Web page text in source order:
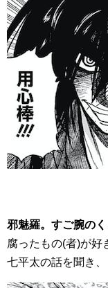
邪魅羅。すご腕のく
腐ったもの(者)が好
七平太の話を聞き